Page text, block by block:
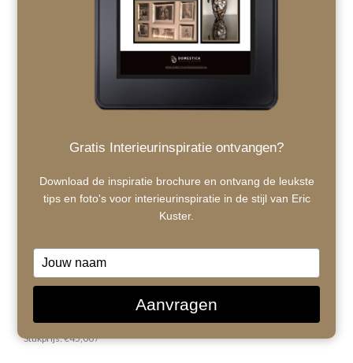
Laat als eerste een review achter!
€45,00
Stukprijs: €45,00 /
Gratis Interieurinspiratie ontvangen?
Download de inspiratie brochure en ontvang de leukste
tips en foto's voor interieurinspiratie in de stijl van Eric
Kuster.
Type
your
name
Aanvragen